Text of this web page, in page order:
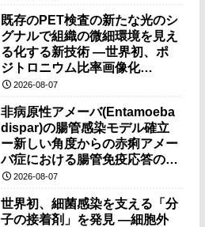
既存のPET検査の新たな光のシ
グナルで組織の微細環境を見え
る化する新技術 ―世界初、ポ
ジトロニウム比率画像化
（PRI）の原理検証に成功―
2026-08-07
非病原性アメーバ(Entamoeba
dispar)の腸管感染モデル確立
ー新しい角度からの赤痢アメー
バ症における腸管免疫応答の理
解に期待ー
2026-08-07
世界初、細菌感染を支える「分
子の接着剤」を発見 ―細胞外